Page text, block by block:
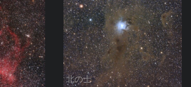
北の士